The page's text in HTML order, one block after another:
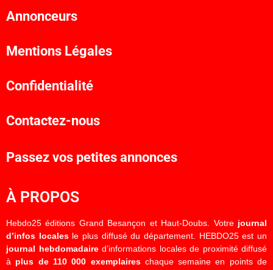
Annonceurs
Mentions Légales
Confidentialité
Contactez-nous
Passez vos petites annonces
À PROPOS
Hebdo25 éditions Grand Besançon et Haut-Doubs. Votre journal
d’infos localesle plus diffusé du département. HEBDO25 est un
journal hebdomadaired’informations locales de proximité diffusé
à plus de 110 000 exemplaireschaque semaine en points de